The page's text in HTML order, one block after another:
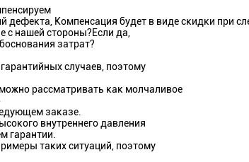
дефекта, Компенсация будет в виде скидки при
с нашей стороны?Если да,
затрат?
случаев, поэтому
рассматривать как молчаливое
заказе.
внутреннего давления
гарантии.
таких ситуаций, поэтому